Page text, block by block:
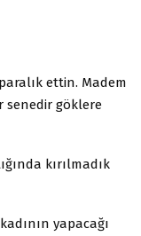
et­tin. Madem
se­nedir göklere
kırıl­madık
ya­pacağı